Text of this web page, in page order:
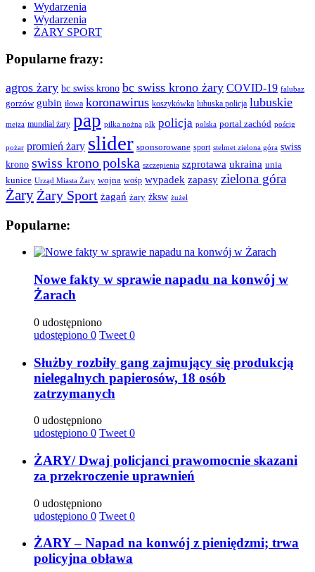
Wydarzenia
Wydarzenia
ŻARY SPORT
Popularne frazy:
agros żary bc swiss krono bc swiss krono żary COVID-19 falubaz
gorzów gubin iłowa koronawirus koszykówka lubuska policja lubuskie
mejza mundial żary pap piłka nożna plk policja polska portal zachód pościg
pożar promień żary slider sponsorowane sport stelmet zielona góra swiss
krono swiss krono polska szczepienia szprotawa ukraina unia
kunice Urząd Miasta Żary wojna wośp wypadek zapasy zielona góra
Żary Żary Sport żagań żary żksw żużel
Popularne:
Nowe fakty w sprawie napadu na konwój w
Żarach
0 udostępniono
udostępiono 0 Tweet 0
Służby rozbiły gang zajmujący się produkcją
nielegalnych papierosów, 18 osób
zatrzymanych
0 udostępniono
udostępiono 0 Tweet 0
ŻARY/ Dwaj policjanci prawomocnie skazani
za przekroczenie uprawnień
0 udostępniono
udostępiono 0 Tweet 0
ŻARY – Napad na konwój z pieniędzmi; trwa
policyjna obława